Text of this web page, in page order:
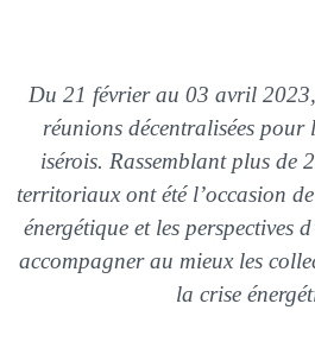
Du 21 février au 03 avril
réunions décentralisées pour
isérois. Rassemblant plus de
territoriaux ont été l’occasion
énergétique et les perspectives
accompagner au mieux les
la crise